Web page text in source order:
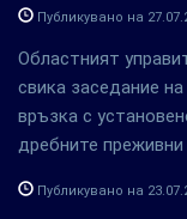
Публикувано на
Областният
свика заседание
връзка с
дребните
Публикувано на